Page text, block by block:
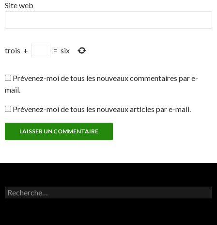
Site web
trois + = six
Prévenez-moi de tous les nouveaux commentaires par e-
mail.
Prévenez-moi de tous les nouveaux articles par e-mail.
Rechercher :